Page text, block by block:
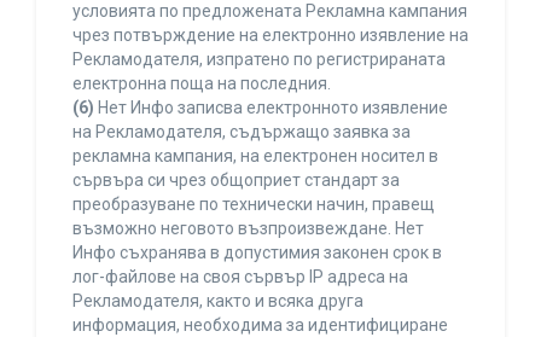
условията по предложената Рекламна кампания
чрез потвърждение на електронно изявление на
Рекламодателя, изпратено по регистрираната
електронна поща на последния.
(6) Нет Инфо записва електронното изявление
на Рекламодателя, съдържащо заявка за
рекламна кампания, на електронен носител в
сървъра си чрез общоприет стандарт за
преобразуване по технически начин, правещ
възможно неговото възпроизвеждане. Нет
Инфо съхранява в допустимия законен срок в
лог-файлове на своя сървър IP адреса на
Рекламодателя, както и всяка друга
информация, необходима за идентифициране